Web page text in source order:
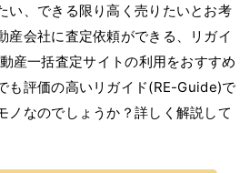
い、できる限り高く売りたいとお考
産会社に査定依頼ができる、リガイ
産一括査定サイトの利用をおすすめ
も評価の高いリガイド(RE-Guide)で
ノなのでしょうか？詳しく解説して